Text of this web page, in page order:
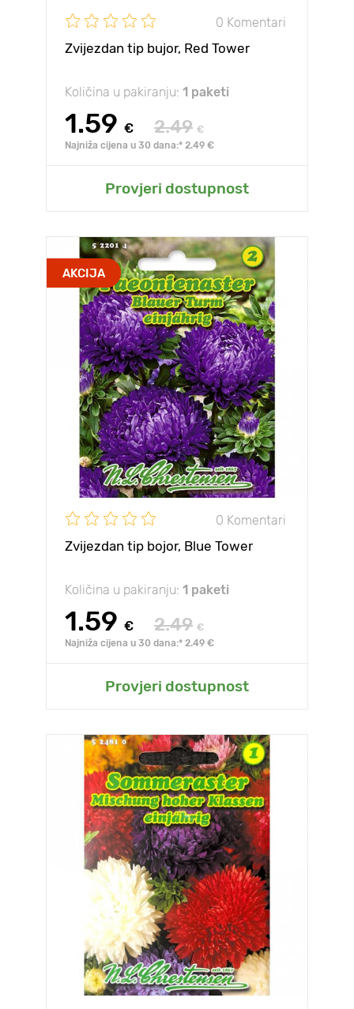
0 Komentari
Zvijezdan tip bujor, Red Tower
Količina u pakiranju: 1 paketi
1.59 € 2.49 €
Najniža cijena u 30 dana:* 2.49 €
Provjeri dostupnost
AKCIJA
0 Komentari
Zvijezdan tip bojor, Blue Tower
Količina u pakiranju: 1 paketi
1.59 € 2.49 €
Najniža cijena u 30 dana:* 2.49 €
Provjeri dostupnost